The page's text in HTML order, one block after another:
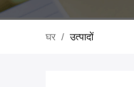
घर / उत्पादों